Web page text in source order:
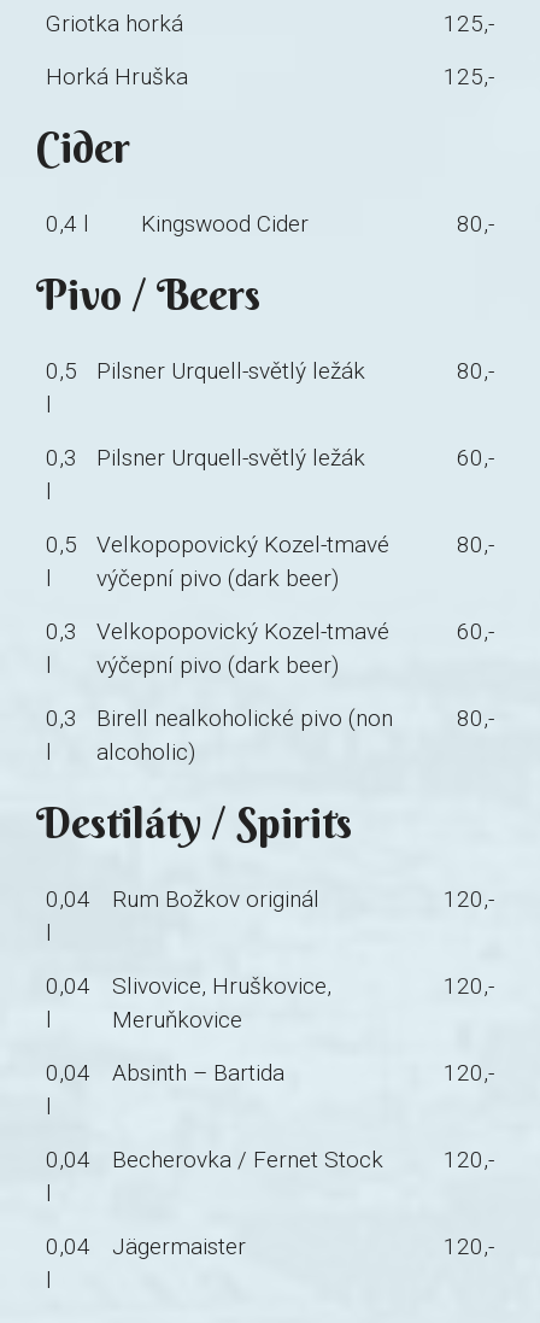
Griotka horká
125,-
Horká Hruška
125,-
Cider
0,4 l Kingswood Cider 80,-
Pivo / Beers
0,5
l
Pilsner Urquell-světlý ležák 80,-
0,3
l
Pilsner Urquell-světlý ležák 60,-
0,5
l
Velkopopovický Kozel-tmavé
výčepní pivo (dark beer)
80,-
0,3
l
Velkopopovický Kozel-tmavé
výčepní pivo (dark beer)
60,-
0,3
l
Birell nealkoholické pivo (non
alcoholic)
80,-
Destiláty / Spirits
0,04
l
Rum Božkov originál 120,-
0,04
l
Slivovice, Hruškovice,
Meruňkovice
120,-
0,04
l
Absinth – Bartida 120,-
0,04
l
Becherovka / Fernet Stock 120,-
0,04
l
Jägermaister 120,-